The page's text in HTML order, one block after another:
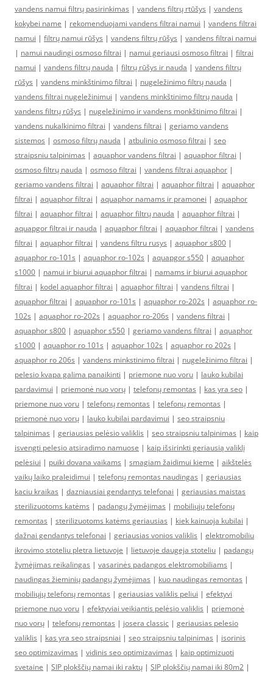
vandens namui filtrų pasirinkimas | vandens filtrų rtūšys | vandens
kokybei name | rekomenduojami vandens filtrai namui | vandens filtrai
namui | filtrų namui rūšys | vandens filtrų rūšys | vandens filtrai namui
| namui naudingi osmoso filtrai | namui geriausi osmoso filtrai | filtrai
namui | vandens filtrų nauda | filtrų rūšys ir nauda | vandens filtrų
rūšys | vandens minkštinimo filtrai | nugeležinimo filtrų nauda |
vandens filtrai nugeležinimui | vandens minkštinimo filtrų nauda |
vandens filtrų rūšys | nugeležinimo ir vandens monkštinimo filtrai |
vandens nukalkinimo filtrai | vandens filtrai | geriamo vandens
sistemos | osmoso filtrų nauda | atbulinio osmoso filtrai | seo
straipsniu talpinimas | aquaphor vandens filtrai | aquaphor filtrai |
osmoso filtrų nauda | osmoso filtrai | vandens filtrai aquaphor |
geriamo vandens filtrai | aquaphor filtrai | aquaphor filtrai | aquaphor
filtrai | aquaphor filtrai | aquaphor namams ir pramonei | aquaphor
filtrai | aquaphor filtrai | aquaphor filtrų nauda | aquaphor filtrai |
aquapgor filtrai ir nauda | aquaphor filtrai | aquaphor filtrai | vandens
filtrai | aquaphor filtrai | vandens filtru rusys | aquaphor s800 |
aquaphor ro-101s | aquaphor ro-102s | aquapgor s550 | aquaphor
s1000 | namui ir biurui aquaphor filtrai | namams ir biurui aquaphor
filtrai | kodel aquaphor filtrai | aquaphor filtrai | vandens filtrai |
aquaphor filtrai | aquaphor ro-101s | aquaphor ro-202s | aquaphor ro-
102s | aquaphor ro-202s | aquaphor ro-206s | vandens filtrai |
aquaphor s800 | aquaphor s550 | geriamo vandens filtrai | aquaphor
s1000 | aquaphor ro 101s | aquaphor 102s | aquaphor ro 202s |
aquaphor ro 206s | vandens minkstinimo filtrai | nugeležinimo filtrai |
pelesio kvapa galima panaikinti | priemone nuo voru | lauko kubilai
pardavimui | priemonė nuo vorų | telefonų remontas | kas yra seo |
priemone nuo voru | telefonų remontas | telefonų remontas |
priemonė nuo vorų | lauko kubilai pardavimui | seo straipsniu
talpinimas | geriausias pelėsio valiklis | seo straipsniu talpinimas | kaip
isvengti pelesio atsiradimo namuose | kaip išsirinkti geriausią valiklį
pelėsiui | puiki dovana vaikams | smagiam žaidimui kieme | aikštelės
vaikų laiko praleidimui | telefonų remontas naudingas | geriausias
kaciu kraikas | dazniausiai gendantys telefonai | geriausias maistas
sterilizuotoms katėms | padangų žymėjimas | mobiliųjų telefonų
remontas | sterilizuotoms katėms geriausias | kiek kainuoja kubilai |
dažnai gendantys telefonai | geriausias vonios valiklis | elektromobiliu
ikrovimo stoteliu pletra lietuvoje | lietuvoje daugeja stoteliu | padangų
žymėjimas reikalingas | vasarinės padangos elektromobiliams |
naudingas žieminių padangų žymėjimas | kuo naudingas remontas |
mobiliųjų telefonų remontas | geriausias valiklis peliui | efektyvi
priemone nuo voru | efektyviai veikiantis pelėsio valiklis | priemonė
nuo vorų | telefonų remontas | josera classic | geriausias pelesio
valiklis | kas yra seo straipsniai | seo straipsniu talpinimas | isorinis
seo optimizavimas | vidinis seo optimizavimas | kaip optimizuoti
svetaine | SIP plokščių namai iki raktų | SIP plokščių namai iki 80m2 |